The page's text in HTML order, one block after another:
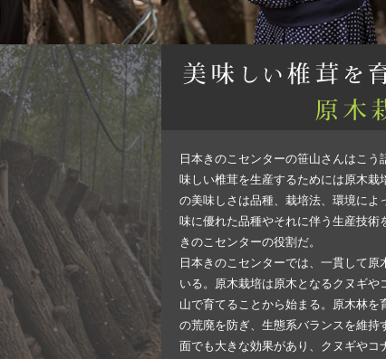
日本きのこセンターの笹山さんはこう
味しい椎茸を生産するためには原木栽
の美味しさは品種、栽培法、環境によ
味に優れた品種やそれに伴う生産技術
きのこセンターの役割だ。
日本きのこセンターでは、一貫して原
いる。原木栽培は原木となるクヌギや
山で育てることから始まる。原木林を
の荒廃を防ぎ、生態系バランスを維持
面でも大きな効果があり、クヌギやコ